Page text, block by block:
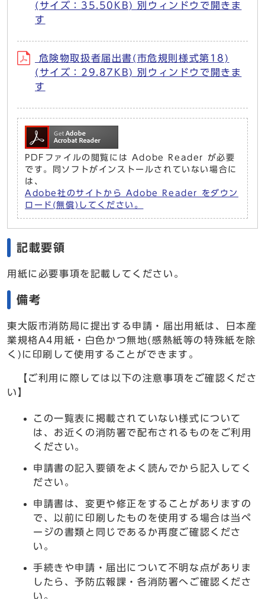
(サイズ：35.50KB) 別ウィンドウで開きま
す
危険物取扱者届出書(市危規則様式第18)
(サイズ：29.87KB) 別ウィンドウで開きま
す
PDFファイルの閲覧には Adobe Reader が必要
です。同ソフトがインストールされていない場合に
は、
Adobe社のサイトから Adobe Reader をダウン
ロード(無償)してください。
記載要領
用紙に必要事項を記載してください。
備考
東大阪市消防局に提出する申請・届出用紙は、日本産
業規格A4用紙・白色かつ無地(感熱紙等の特殊紙を除
く)に印刷して使用することができます。
【ご利用に際しては以下の注意事項をご確認くださ
い】
この一覧表に掲載されていない様式について
は、お近くの消防署で配布されるものをご利用
ください。
申請書の記入要領をよく読んでから記入してく
ださい。
申請書は、変更や修正をすることがありますの
で、以前に印刷したものを使用する場合は当ペ
ージの書類と同じであるか再度ご確認くださ
い。
手続きや申請・届出について不明な点がありま
したら、予防広報課・各消防署へご確認くださ
い。